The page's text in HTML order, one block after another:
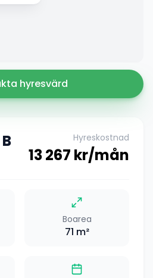
hyresvärd
Hyreskostnad
13 267 kr/mån
Boarea
71 m²